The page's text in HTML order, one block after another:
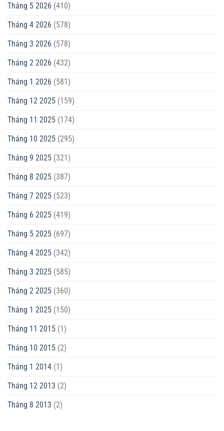
Tháng 5 2026 (410)
Tháng 4 2026 (578)
Tháng 3 2026 (578)
Tháng 2 2026 (432)
Tháng 1 2026 (581)
Tháng 12 2025 (159)
Tháng 11 2025 (174)
Tháng 10 2025 (295)
Tháng 9 2025 (321)
Tháng 8 2025 (387)
Tháng 7 2025 (523)
Tháng 6 2025 (419)
Tháng 5 2025 (697)
Tháng 4 2025 (342)
Tháng 3 2025 (585)
Tháng 2 2025 (360)
Tháng 1 2025 (150)
Tháng 11 2015 (1)
Tháng 10 2015 (2)
Tháng 1 2014 (1)
Tháng 12 2013 (2)
Tháng 8 2013 (2)